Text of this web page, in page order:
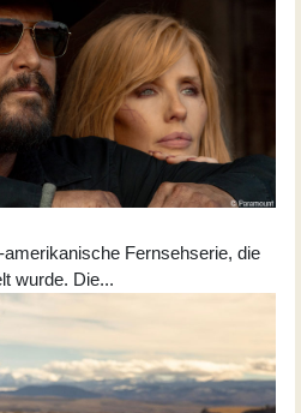
Fernsehserie, die
wurde. Die...